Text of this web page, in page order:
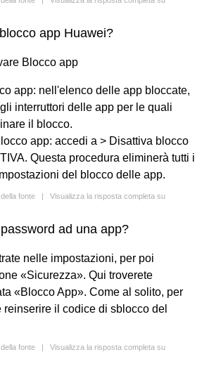
app Huawei?
Blocco app
app: nell'elenco delle app bloccate,
interruttori delle app per le quali
il blocco.
app: accedi a > Disattiva blocco
Questa procedura eliminerà tutti i
del blocco delle app.
fonte | Visualizza la risposta completa su
ad una app?
nelle impostazioni, per poi
«Sicurezza». Qui troverete
«Blocco App». Come al solito, per
reinserire il codice di sblocco del
fonte | Visualizza la risposta completa su